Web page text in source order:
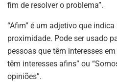
fim de resolver o problema”.
“Afim” é um adjetivo que
proximidade. Pode ser usado
pessoas que têm interesses
têm interesses afins” ou
opiniões”.